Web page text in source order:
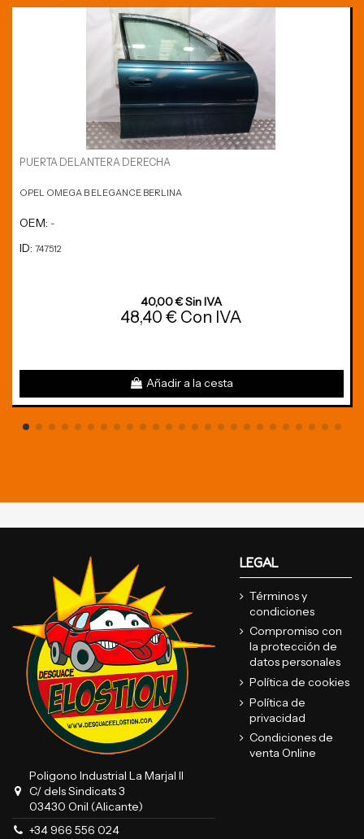
PUERTA DELANTERA DERECHA
OPEL OMEGA B ELEGANCE BERLINA
OEM: -
ID: 747512
40,00 € Sin IVA
48,40 € Con IVA
Añadir a la cesta
Poligono Industrial La Marjal II
C/ dels Sindicats 3
03430 Onil (Alicante)
+34 966 556 024
LEGAL
Términos y
condiciones
Compromiso con
la protección de
datos personales
Política de cookies
Política de
privacidad
Condiciones de
venta Online